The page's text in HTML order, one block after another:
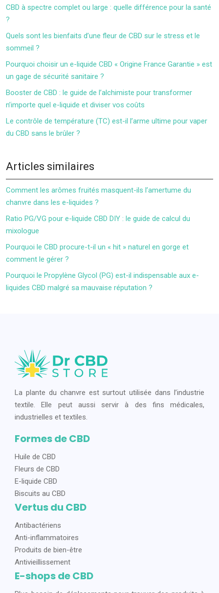
CBD à spectre complet ou large : quelle différence pour la santé
?
Quels sont les bienfaits d’une fleur de CBD sur le stress et le
sommeil ?
Pourquoi choisir un e-liquide CBD « Origine France Garantie » est
un gage de sécurité sanitaire ?
Booster de CBD : le guide de l’alchimiste pour transformer
n’importe quel e-liquide et diviser vos coûts
Le contrôle de température (TC) est-il l’arme ultime pour vaper
du CBD sans le brûler ?
Articles similaires
Comment les arômes fruités masquent-ils l’amertume du
chanvre dans les e-liquides ?
Ratio PG/VG pour e-liquide CBD DIY : le guide de calcul du
mixologue
Pourquoi le CBD procure-t-il un « hit » naturel en gorge et
comment le gérer ?
Pourquoi le Propylène Glycol (PG) est-il indispensable aux e-
liquides CBD malgré sa mauvaise réputation ?
La plante du chanvre est surtout utilisée dans l’industrie
textile. Elle peut aussi servir à des fins médicales,
industrielles et textiles.
Formes de CBD
Huile de CBD
Fleurs de CBD
E-liquide CBD
Biscuits au CBD
Vertus du CBD
Antibactériens
Anti-inflammatoires
Produits de bien-être
Antivieillissement
E-shops de CBD